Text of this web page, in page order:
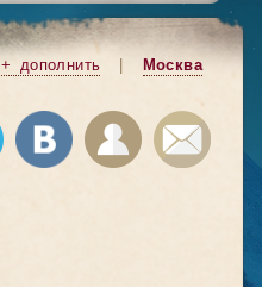
+ дополнить Москва